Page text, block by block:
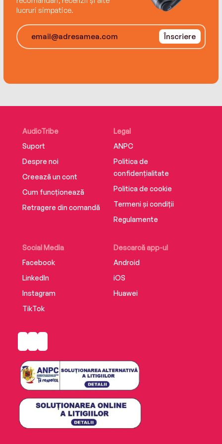
lucruri simpatice.
Înscriere
AudioTribe
Suport
Despre noi
Creează un cont
Cum funcționează
Retragere din comandă
Social Media
Facebook
LinkedIn
Instagram
TikTok
Descarcă app-ul
Android
iOS
Huawei
Legal
ANPC
Politica de
confidențialitate
Politica de cookie
Termeni și condiții
Regulamente